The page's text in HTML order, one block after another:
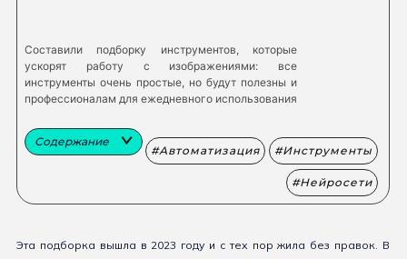
Cоставили подборку инструментов, которые
ускорят работу с изображениями: все
инструменты очень простые, но будут полезны и
профессионалам для ежедневного использования
Содержание
Автоматизация Инструменты
Нейросети
Эта подборка вышла в 2023 году и с тех пор жила без правок. В